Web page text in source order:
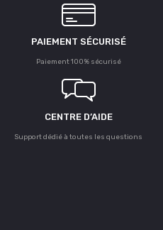
PAIEMENT SÉCURISÉ
Paiement 100% sécurisé
CENTRE D’AIDE
Support dédié à toutes les questions